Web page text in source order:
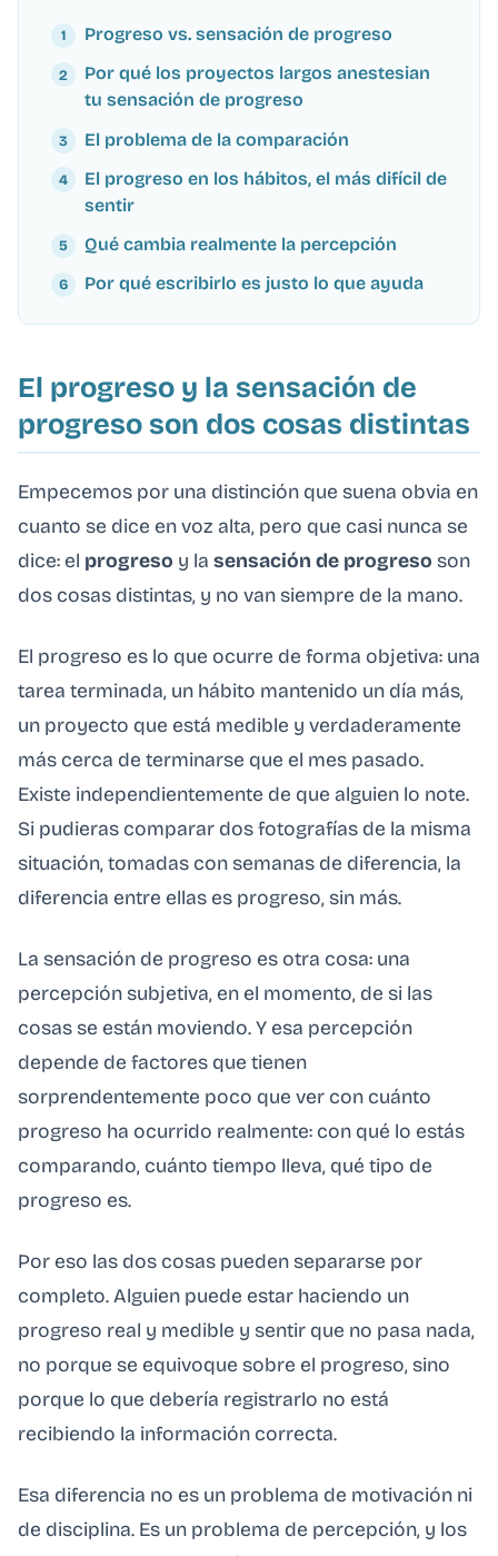
Progreso vs. sensación de progreso
Por qué los proyectos largos anestesian
tu sensación de progreso
El problema de la comparación
El progreso en los hábitos, el más difícil de
sentir
Qué cambia realmente la percepción
Por qué escribirlo es justo lo que ayuda
El progreso y la sensación de
progreso son dos cosas distintas
Empecemos por una distinción que suena obvia en
cuanto se dice en voz alta, pero que casi nunca se
dice: el progreso y la sensación de progreso son
dos cosas distintas, y no van siempre de la mano.
El progreso es lo que ocurre de forma objetiva: una
tarea terminada, un hábito mantenido un día más,
un proyecto que está medible y verdaderamente
más cerca de terminarse que el mes pasado.
Existe independientemente de que alguien lo note.
Si pudieras comparar dos fotografías de la misma
situación, tomadas con semanas de diferencia, la
diferencia entre ellas es progreso, sin más.
La sensación de progreso es otra cosa: una
percepción subjetiva, en el momento, de si las
cosas se están moviendo. Y esa percepción
depende de factores que tienen
sorprendentemente poco que ver con cuánto
progreso ha ocurrido realmente: con qué lo estás
comparando, cuánto tiempo lleva, qué tipo de
progreso es.
Por eso las dos cosas pueden separarse por
completo. Alguien puede estar haciendo un
progreso real y medible y sentir que no pasa nada,
no porque se equivoque sobre el progreso, sino
porque lo que debería registrarlo no está
recibiendo la información correcta.
Esa diferencia no es un problema de motivación ni
de disciplina. Es un problema de percepción, y los